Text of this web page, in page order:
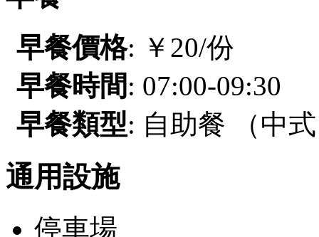
早餐價格: ￥20/份
早餐時間: 07:00-09:30
早餐類型: 自助餐 （中
通用設施
停車場